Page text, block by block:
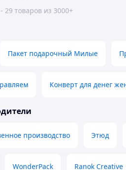
29 товаров из 3000+
Пакет подарочный Милые
Конверт для денег
производство Этюд
WonderPack Ranok Creative